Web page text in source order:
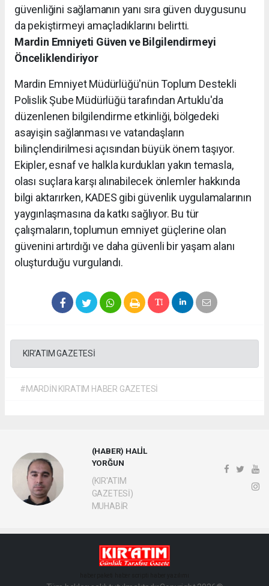
güvenliğini sağlamanın yanı sıra güven duygusunu
da pekiştirmeyi amaçladıklarını belirtti.
Mardin Emniyeti Güven ve Bilgilendirmeyi
Önceliklendiriyor
Mardin Emniyet Müdürlüğü'nün Toplum Destekli
Polislik Şube Müdürlüğü tarafından Artuklu'da
düzenlenen bilgilendirme etkinliği, bölgedeki
asayişin sağlanması ve vatandaşların
bilinçlendirilmesi açısından büyük önem taşıyor.
Ekipler, esnaf ve halkla kurdukları yakın temasla,
olası suçlara karşı alınabilecek önlemler hakkında
bilgi aktarırken, KADES gibi güvenlik uygulamalarının
yaygınlaşmasına da katkı sağlıyor. Bu tür
çalışmaların, toplumun emniyet güçlerine olan
güvenini artırdığı ve daha güvenli bir yaşam alanı
oluşturduğu vurgulandı.
KIR'ATIM GAZETESİ
#MARDİN KIRATIM HABER GAZETESİ
(HABER) HALİL
YORĞUN
(KIR'ATIM
GAZETESİ)
MUHABİR